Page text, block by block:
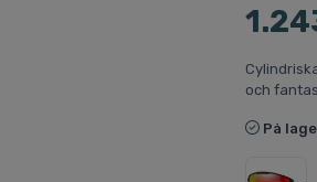
och
På